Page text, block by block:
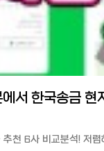
다. (신원보증서 서명
문과 '무한 대기' 모든 서류가 준비되면
(4x3cm), 여권, 재류카드
일찍 갔는데도 대기 번
다. 이제부터는 짧게는
수료
주요 내용 : 법적 조건 한국/일본
천 6사 비교분석! 저